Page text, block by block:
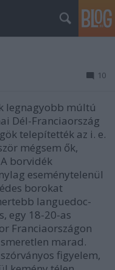
10
legnagyobb múltú
Dél-Franciaország
telepítették az i. e.
mégsem ők,
borvidék
eseménytelenül
borokat
languedoc-
egy 18-20-as
Franciaországon
marad.
figyelem,